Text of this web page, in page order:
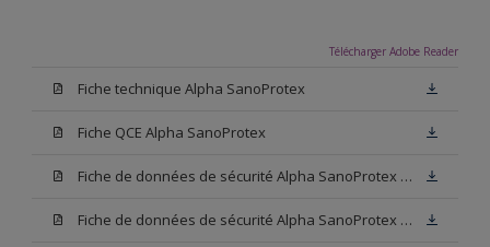
Télécharger Adobe Reader
Fiche technique Alpha SanoProtex
Fiche QCE Alpha SanoProtex
Fiche de données de sécurité Alpha SanoProtex Base W05
Fiche de données de sécurité Alpha SanoProtex Base N00